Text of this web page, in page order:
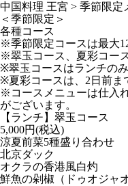
中国料理 王宮 > 季節限定
＜季節限定＞
各種コース
※季節限定コースは最大
※翠玉コース、夏彩コー
※翠玉コースはランチの
※夏彩コースは、2日前ま
※コースメニューは仕入
がございます。
【ランチ】翠玉コース
5,000円(税込)
涼夏前菜5種盛り合わせ
北京ダック
オクラの香港風白灼
鮮魚の剁椒（ドゥオジャ